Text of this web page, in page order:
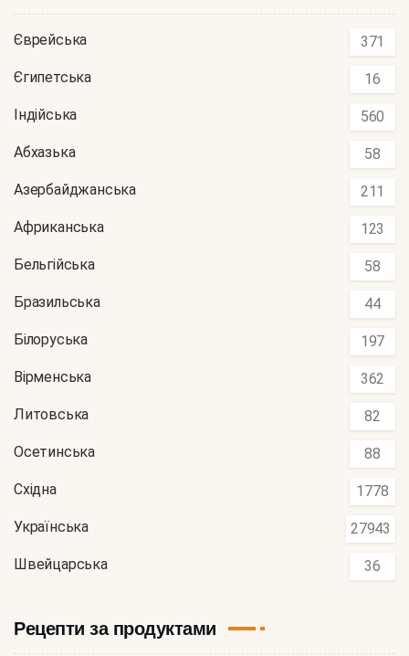
Єврейська 371
Єгипетська 16
Індійська 560
Абхазька 58
Азербайджанська 211
Африканська 123
Бельгійська 58
Бразильська 44
Білоруська 197
Вірменська 362
Литовська 82
Осетинська 88
Східна 1778
Українська 27943
Швейцарська 36
Рецепти за продуктами